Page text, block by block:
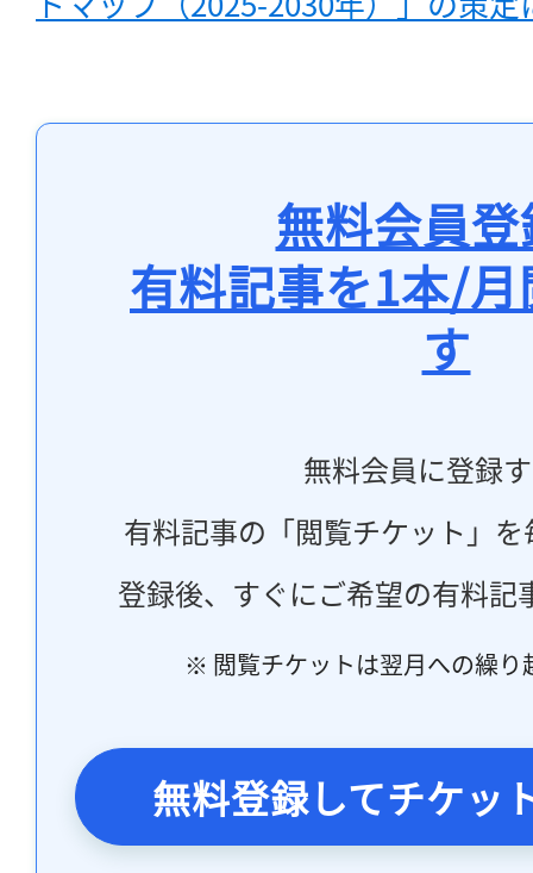
無料会員
有料記事を1本/
す
無料会員に登録
有料記事の「閲覧チケット」
登録後、すぐにご希望の有料記
※ 閲覧チケットは翌月への繰り
無料登録してチケッ